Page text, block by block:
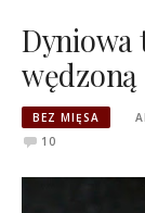
Dyniowa
BEZ MIĘSA
10